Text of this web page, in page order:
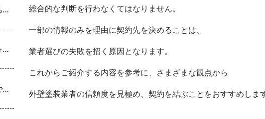
総合的な判断を行わなくてはなりません。
一部の情報のみを理由に契約先を決めることは、
業者選びの失敗を招く原因となります。
これからご紹介する内容を参考に、さまざまな観点から
外壁塗装業者の信頼度を見極め、契約を結ぶことをおすすめしま
外壁塗装の相見積もりは何社がおすすめ？
総社市の屋根リフォーム｜ 劣化サインから費用、優良業者の選び方は？
倉敷市の外壁塗装で失敗しない保証の選び方は？｜ 株式会社光輝